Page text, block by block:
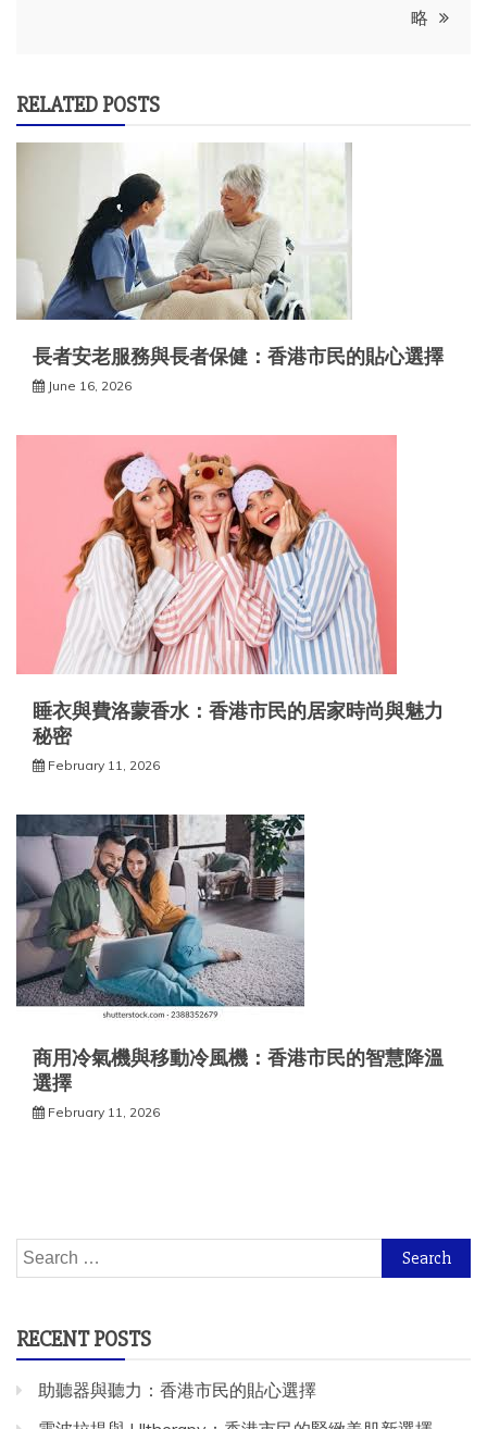
略
RELATED POSTS
長者安老服務與長者保健：香港市民的貼心選擇
June 16, 2026
睡衣與費洛蒙香水：香港市民的居家時尚與魅力
秘密
February 11, 2026
商用冷氣機與移動冷風機：香港市民的智慧降溫
選擇
February 11, 2026
Search
for:
RECENT POSTS
助聽器與聽力：香港市民的貼心選擇